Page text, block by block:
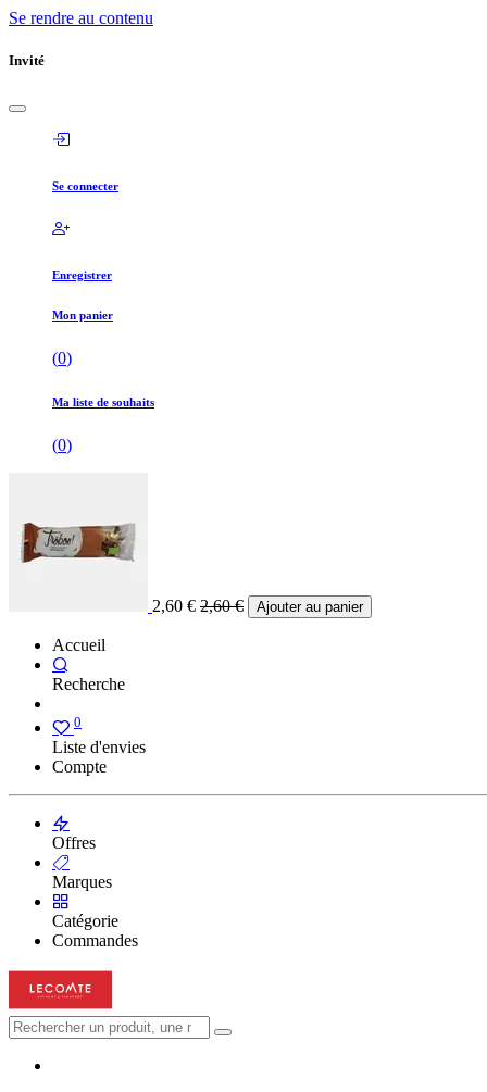
Se rendre au contenu
Invité
Se connecter
Enregistrer
Mon panier
(0)
Ma liste de souhaits
(0)
2,60 € 2,60€ Ajouter au panier
Accueil
Recherche
0
Liste d'envies
Compte
Offres
Marques
Catégorie
Commandes